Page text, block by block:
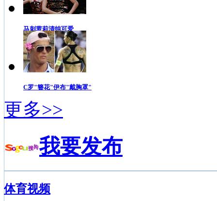
马刺萝莉清纯可爱
C罗"簪花"伊布"戴胸罩"
更多>>
我要发布
体育视频